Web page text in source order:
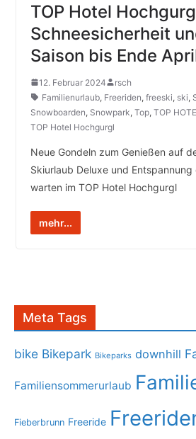
TOP Hotel
Schneesicherheit
Saison bis Ende
12. Februar 2024
rsch
Familienurlaub, Freeriden, freeski, ski,
Snowboarden, Snowpark, Top, TOP
TOP Hotel Hochgurgl
Neue Gondeln zum Genießen auf
Skiurlaub Deluxe und
warten im TOP Hotel Hochgurgl
mehr...
Meta Tags
bike Bikepark Bikeparks downhill
Familiensommerurlaub
Fieberbrunn Freeride